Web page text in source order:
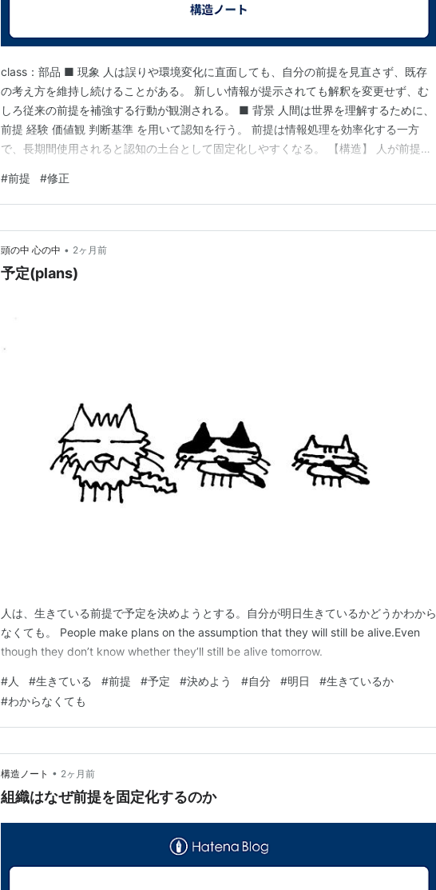
class：部品 ■ 現象 人は誤りや環境変化に直面しても、自分の前提を見直さず、既存
の考え方を維持し続けることがある。 新しい情報が提示されても解釈を変更せず、む
しろ従来の前提を補強する行動が観測される。 ■ 背景 人間は世界を理解するために、
前提 経験 価値観 判断基準 を用いて認知を行う。 前提は情報処理を効率化する一方
で、長期間使用されると認知の土台として固定化しやすくなる。 【構造】 人が前提を
めである。 人間は、 前提 ↓ 解釈 ↓ 評価 ↓ 意思決定 という流れで世界を理解する。
しかし前提を修正する…
#前提 #修正
頭の中 心の中 • 2ヶ月前
予定(plans)
人は、生きている前提で予定を決めようとする。自分が明日生きているかどうかわから
なくても。 People make plans on the assumption that they will still be alive.Even
though they don’t know whether they’ll still be alive tomorrow.
#人 #生きている #前提 #予定 #決めよう #自分 #明日 #生きているか
#わからなくても
構造ノート • 2ヶ月前
組織はなぜ前提を固定化するのか